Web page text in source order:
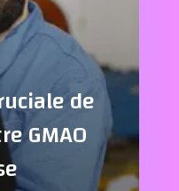
de
GMAO